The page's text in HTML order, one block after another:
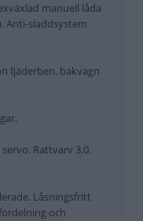
manuell låda
Anti-sladdsystem
fjäderben, bakvagn
Rattvarv 3,0.
Låsningsfritt
och